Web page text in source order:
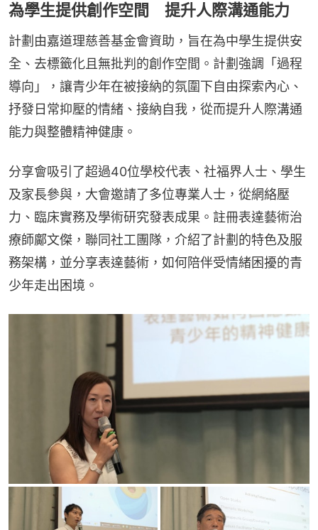
為學生提供創作空間 提升人際溝通能力
計劃由嘉道理慈善基金會資助，旨在為中學生提供安
全、去標籤化且無批判的創作空間。計劃強調「過程
導向」，讓青少年在被接納的氛圍下自由探索內心、
抒發日常抑壓的情緒、接納自我，從而提升人際溝通
能力與整體精神健康。
分享會吸引了超過40位學校代表、社福界人士、學生
及家長參與，大會邀請了多位專業人士，從網絡壓
力、臨床實務及學術研究發表成果。註冊表達藝術治
療師鄺文傑，聯同社工團隊，介紹了計劃的特色及服
務架構，並分享表達藝術，如何陪伴受情緒困擾的青
少年走出困境。